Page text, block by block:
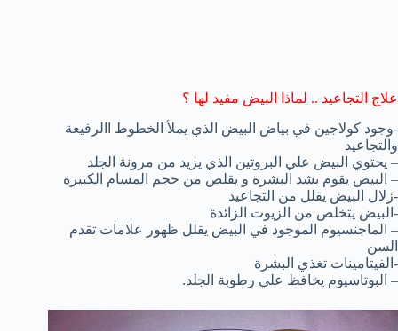
علاج التجاعيد .. لماذا البيض مفيد لها ؟
-وجود كولاجين في بياض البيض الذي يملأ الخطوط االرفيعة
والتجاعيد
– يحتوي البيض علي البروتين الذي يزيد من مرونة الجلد
– البيض يقوم بشد البشرة و يقلص من حجم المسام الكبيرة
-زلال البيض يقلل من التجاعيد
-البيض يتخلص من الزيوت الزائدة
– الماجنسيوم الموجود في البيض يقلل ظهور علامات تقدم
السن
-الفيتامينات تغذي البشرة
– البوتاسيوم يخافظ علي رطوبة الجلد.